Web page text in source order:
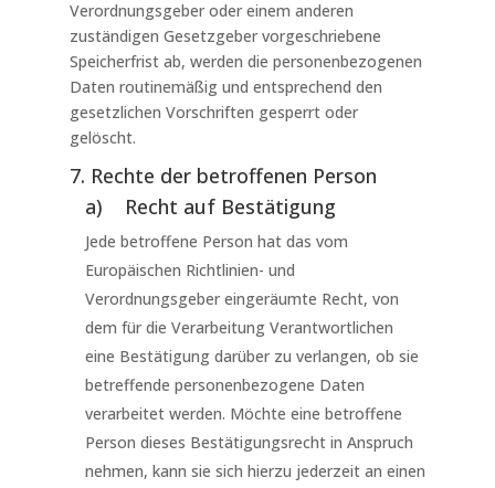
Verordnungsgeber oder einem anderen
zuständigen Gesetzgeber vorgeschriebene
Speicherfrist ab, werden die personenbezogenen
Daten routinemäßig und entsprechend den
gesetzlichen Vorschriften gesperrt oder
gelöscht.
7. Rechte der betroffenen Person
a) Recht auf Bestätigung
Jede betroffene Person hat das vom
Europäischen Richtlinien- und
Verordnungsgeber eingeräumte Recht, von
dem für die Verarbeitung Verantwortlichen
eine Bestätigung darüber zu verlangen, ob sie
betreffende personenbezogene Daten
verarbeitet werden. Möchte eine betroffene
Person dieses Bestätigungsrecht in Anspruch
nehmen, kann sie sich hierzu jederzeit an einen